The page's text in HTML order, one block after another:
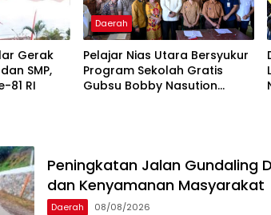
Gerak
SMP,
81 RI
Daerah
Pelajar Nias Utara Bersyukur
Program Sekolah Gratis
Gubsu Bobby Nasution
Peningkatan Jalan Gundaling
dan Kenyamanan Masyarakat
Daerah 08/08/2026